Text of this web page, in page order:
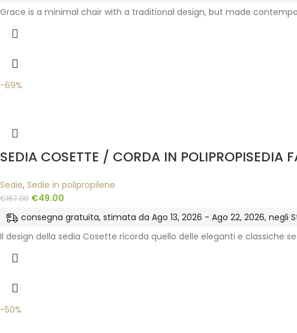
Grace is a minimal chair with a traditional design, but made
-69%
SEDIA COSETTE / CORDA IN
Sedie, Sedie in polipropilene
€157.00 €49.00
consegna gratuita, stimata da Ago 13, 2026 - Ago 22, 2026, negli
Il design della sedia Cosette ricorda quello delle eleganti e classiche
-50%